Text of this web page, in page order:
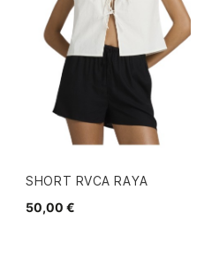
SHORT RVCA RAYA
50,00 €